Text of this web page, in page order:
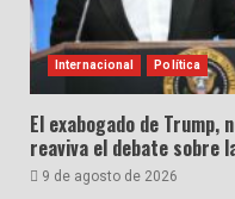
Internacional Política
El exabogado de Trump,
reaviva el debate sobre
9 de agosto de 2026